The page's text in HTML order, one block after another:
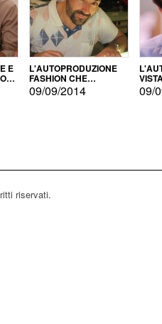
E L'AUTOPRODUZIONE
FASHION CHE
CONQUISTA GLI USA
09/09/2014 09/
riservati.